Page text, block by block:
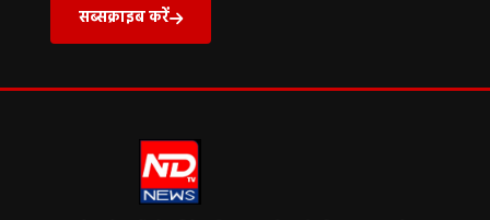
सब्सक्राइब करें